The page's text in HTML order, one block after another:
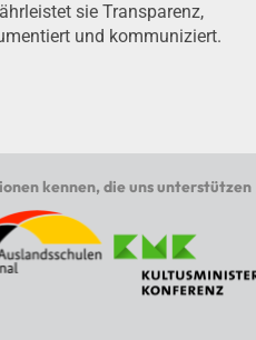
sie Transparenz,
und kommuniziert.
kennen, die uns unterstützen